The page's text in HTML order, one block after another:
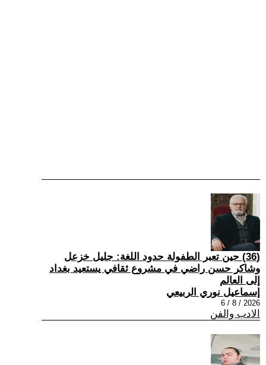
(36) حين تعبر الطفولة حدود اللغة: جليل خزعل
وشاكر حسن راضي في مشروع ثقافي يستعيد بغداد
إلى العالم
إسماعيل نوري الربيعي
2026 / 8 / 6
الادب والفن